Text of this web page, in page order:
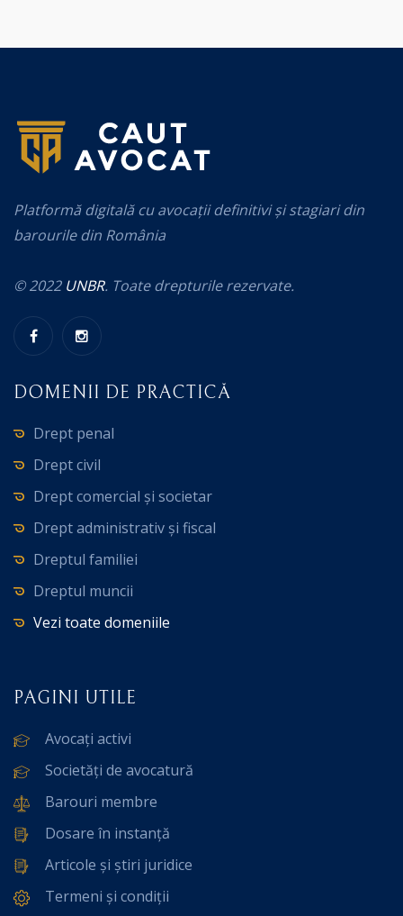
Platformă digitală cu avocații definitivi și stagiari din
barourile din România
© 2022 UNBR. Toate drepturile rezervate.
DOMENII DE PRACTICĂ
Drept penal
Drept civil
Drept comercial și societar
Drept administrativ și fiscal
Dreptul familiei
Dreptul muncii
Vezi toate domeniile
PAGINI UTILE
Avocați activi
Societăți de avocatură
Barouri membre
Dosare în instanță
Articole și știri juridice
Termeni și condiții